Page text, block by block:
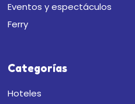
Eventos y espectáculos
Ferry
Categorías
Hoteles